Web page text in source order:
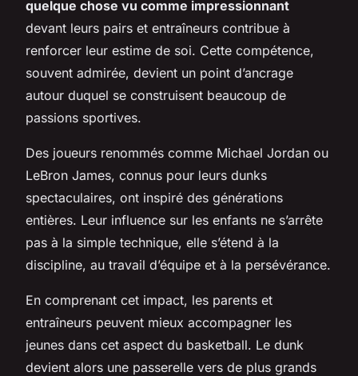
quelque chose vu comme impressionnant
devant leurs pairs et entraîneurs contribue à
renforcer leur estime de soi. Cette compétence,
souvent admirée, devient un point d’ancrage
autour duquel se construisent beaucoup de
passions sportives.
Des joueurs renommés comme Michael Jordan ou
LeBron James, connus pour leurs dunks
spectaculaires, ont inspiré des générations
entières. Leur influence sur les enfants ne s’arrête
pas à la simple technique, elle s’étend à la
discipline, au travail d’équipe et à la persévérance.
En comprenant cet impact, les parents et
entraîneurs peuvent mieux accompagner les
jeunes dans cet aspect du basketball. Le dunk
devient alors une passerelle vers de plus grands